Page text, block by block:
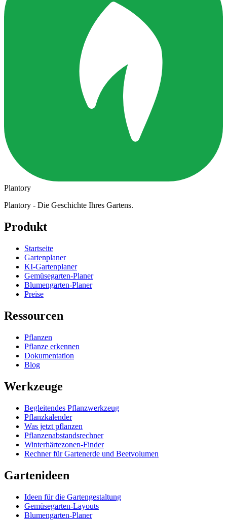
Plantory
Plantory - Die Geschichte Ihres Gartens.
Produkt
Startseite
Gartenplaner
KI-Gartenplaner
Gemüsegarten-Planer
Blumengarten-Planer
Preise
Ressourcen
Pflanzen
Pflanze erkennen
Dokumentation
Blog
Werkzeuge
Begleitendes Pflanzwerkzeug
Pflanzkalender
Was jetzt pflanzen
Pflanzenabstandsrechner
Winterhärtezonen-Finder
Rechner für Gartenerde und Beetvolumen
Gartenideen
Ideen für die Gartengestaltung
Gemüsegarten-Layouts
Blumengarten-Planer